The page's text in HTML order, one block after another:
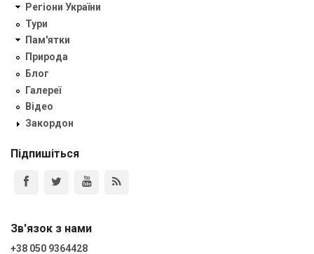
Регіони України
Тури
Пам'ятки
Природа
Блог
Галереї
Відео
Закордон
Підпишіться
Зв'язок з нами
+38 050 9364428